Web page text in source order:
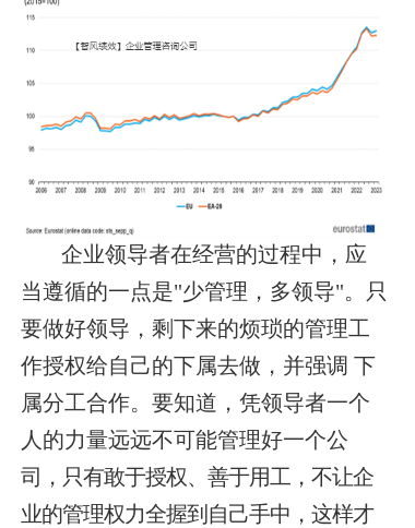
企业领导者在经营的过程中，应
当遵循的一点是"少管理，多领导"。
只
要做好领导，剩下来的烦琐的管理工
作授权给自己的下属去做，并强调下
属分工合作。要知道，凭领导者一个
人的力量远远不可能管理好一个公
司，只有敢于授权、善于用工，不让企
业的管理权力全握到自己手中，这样才